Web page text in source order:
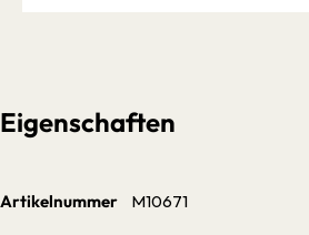
Eigenschaften
Artikelnummer M10671